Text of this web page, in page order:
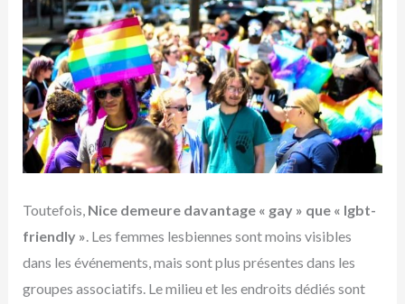
Toutefois, Nice demeure davantage « gay » que « lgbt-
friendly » . Les femmes lesbiennes sont moins visibles
dans les événements, mais sont plus présentes dans les
groupes associatifs. Le milieu et les endroits dédiés sont